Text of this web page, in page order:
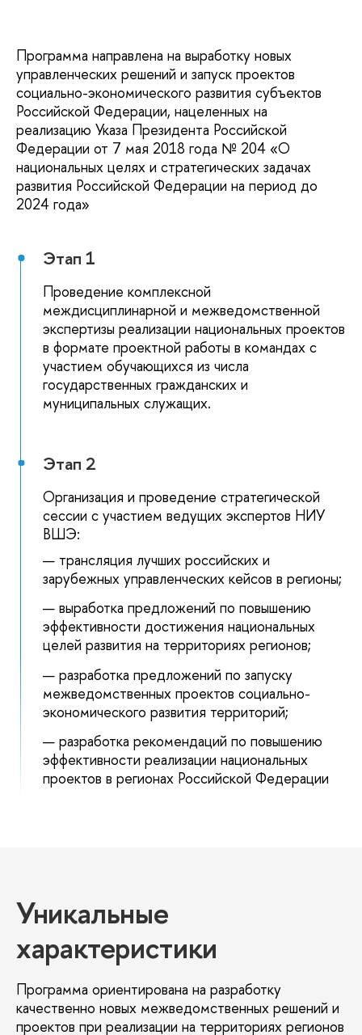
Программа направлена на выработку новых
управленческих решений и запуск проекто
социально-экономического развития субъекто
Российской Федерации, нацеленных на
реализацию Указа Президента Российской
Федерации от 7 мая 2018 года № 204 «О
национальных целях и стратегических задачах
развития Российской Федерации на период до
2024 года»
Этап 1
Проведение комплексной
междисциплинарной и межведомственной
экспертизы реализации национальных проекто
формате проектной работы в командах с
участием обучающихся из числа
осударственных гражданских и
муниципальных служащих.
Этап 2
Организация и проведение стратегической
сессии с участием ведущих экспертов НИУ
ШЭ:
трансляция лучших российских и
зарубежных управленческих кейсов в регионы;
ыработка предложений по повышению
эффективности достижения национальных
целей развития на территориях регионов;
разработка предложений по запуску
межведомственных проектов социально-
экономического развития территорий;
разработка рекомендаций по повышению
эффективности реализации национальных
проектов в регионах Российской Федерации
Уникальные
характеристики
Программа ориентирована на разработку
качественно новых межведомственных решений и
проектов при реализации на территориях регионо